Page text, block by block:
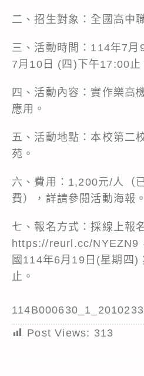
二、招生對象：全國高中
三、活動時間：114年7
7月10日 (四)下午17:00止
四、活動內容：實作樂高
應用。
五、活動地點：本校第二
苑。
六、費用：1,200元/人（
費），詳請參閱活動海報。
七、報名方式：採線上報
https://reurl.cc/NYEZN9
國114年6月19日(星期四)
止。
Post Views: 313